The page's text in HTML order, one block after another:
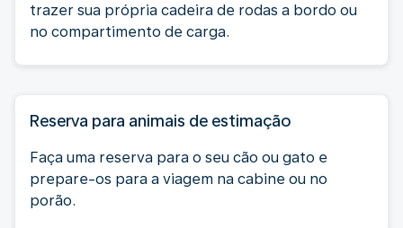
trazer sua própria cadeira de rodas a bordo ou
no compartimento de carga.
Reserva para animais de estimação
Faça uma reserva para o seu cão ou gato e
prepare-os para a viagem na cabine ou no
porão.